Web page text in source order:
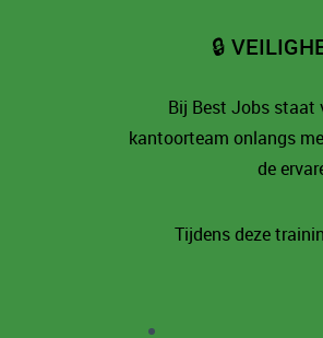
🔒
Bij Best Jobs staat
kantoorteam onlangs
de
Tijdens deze